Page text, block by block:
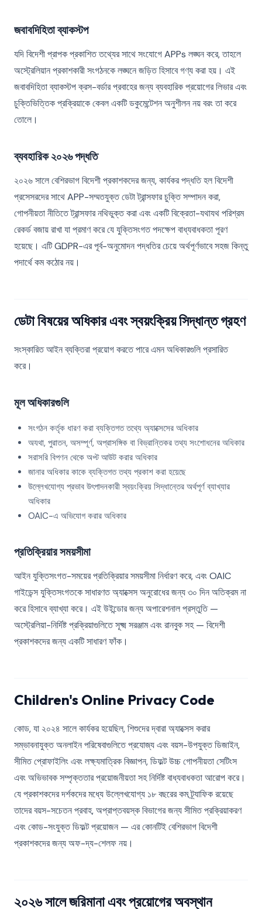
জবাবদিহিতা ব্যাকস্টপ
যদি বিদেশী প্রাপক প্রকাশিত তথ্যের সাথে সংযোগে APPs লঙ্ঘন করে, তাহলে
অস্ট্রেলিয়ান প্রকাশকারী সংগঠনকে লঙ্ঘনে জড়িত হিসাবে গণ্য করা হয়। এই
জবাবদিহিতা ব্যাকস্টপ ক্রস-বর্ডার প্রবাহের জন্য ব্যবহারিক প্রয়োগের লিভার এবং
চুক্তিভিত্তিক প্রক্রিয়াকে কেবল একটি ডকুমেন্টেশন অনুশীলন নয় বরং তা করে
তোলে।
ব্যবহারিক ২০২৬ পদ্ধতি
২০২৬ সালে বেশিরভাগ বিদেশী প্রকাশকদের জন্য, কার্যকর পদ্ধতি হল বিদেশী
প্রসেসরদের সাথে APP-সম্মতযুক্ত ডেটা ট্রান্সফার চুক্তি সম্পাদন করা,
গোপনীয়তা নীতিতে ট্রান্সফার নথিভুক্ত করা এবং একটি বিক্রেতা-যথাযথ পরিশ্রম
রেকর্ড বজায় রাখা যা প্রমাণ করে যে যুক্তিসংগত পদক্ষেপ বাধ্যবাধকতা পূরণ
হয়েছে। এটি GDPR-এর পূর্ব-অনুমোদন পদ্ধতির চেয়ে অর্থপূর্ণভাবে সহজ কিন্তু
পদার্থে কম কঠোর নয়।
ডেটা বিষয়ের অধিকার এবং স্বয়ংক্রিয় সিদ্ধান্ত গ্রহণ
সংস্কারিত আইন ব্যক্তিরা প্রয়োগ করতে পারে এমন অধিকারগুলি প্রসারিত
করে।
মূল অধিকারগুলি
সংগঠন কর্তৃক ধারণ করা ব্যক্তিগত তথ্যে অ্যাক্সেসের অধিকার
অযথা, পুরাতন, অসম্পূর্ণ, অপ্রাসঙ্গিক বা বিভ্রান্তিকর তথ্য সংশোধনের অধিকার
সরাসরি বিপণন থেকে অপ্ট আউট করার অধিকার
জানার অধিকার কাকে ব্যক্তিগত তথ্য প্রকাশ করা হয়েছে
উল্লেখযোগ্য প্রভাব উৎপাদনকারী স্বয়ংক্রিয় সিদ্ধান্তের অর্থপূর্ণ ব্যাখ্যার
অধিকার
OAIC-এ অভিযোগ করার অধিকার
প্রতিক্রিয়ার সময়সীমা
আইন যুক্তিসংগত-সময়ের প্রতিক্রিয়ার সময়সীমা নির্ধারণ করে, এবং OAIC
গাইডেন্স যুক্তিসংগতকে সাধারণত অ্যাক্সেস অনুরোধের জন্য ৩০ দিন অতিক্রম না
করে হিসাবে ব্যাখ্যা করে। এই উইন্ডোর জন্য অপারেশনাল প্রস্তুতি —
অস্ট্রেলিয়া-নির্দিষ্ট প্রক্রিয়াগুলিতে সূক্ষ্ম সরঞ্জাম এবং রানবুক সহ — বিদেশী
প্রকাশকদের জন্য একটি সাধারণ ফাঁক।
Children's Online Privacy Code
কোড, যা ২০২৪ সালে কার্যকর হয়েছিল, শিশুদের দ্বারা অ্যাক্সেস করার
সম্ভাবনাযুক্ত অনলাইন পরিষেবাগুলিতে প্রযোজ্য এবং বয়স-উপযুক্ত ডিজাইন,
সীমিত প্রোফাইলিং এবং লক্ষ্যমাত্রিক বিজ্ঞাপন, ডিফল্ট উচ্চ গোপনীয়তা সেটিংস
এবং অভিভাবক সম্পৃক্ততার প্রয়োজনীয়তা সহ নির্দিষ্ট বাধ্যবাধকতা আরোপ করে।
যে প্রকাশকদের দর্শকদের মধ্যে উল্লেখযোগ্য ১৮ বছরের কম ট্র্যাফিক রয়েছে
তাদের বয়স-সচেতন প্রবাহ, অপ্রাপ্তবয়স্ক বিভাগের জন্য সীমিত প্রক্রিয়াকরণ
এবং কোড-সংযুক্ত ডিফল্ট প্রয়োজন — এর কোনটিই বেশিরভাগ বিদেশী
প্রকাশকদের জন্য অফ-দ্য-শেলফ নয়।
২০২৬ সালে জরিমানা এবং প্রয়োগের অবস্থান